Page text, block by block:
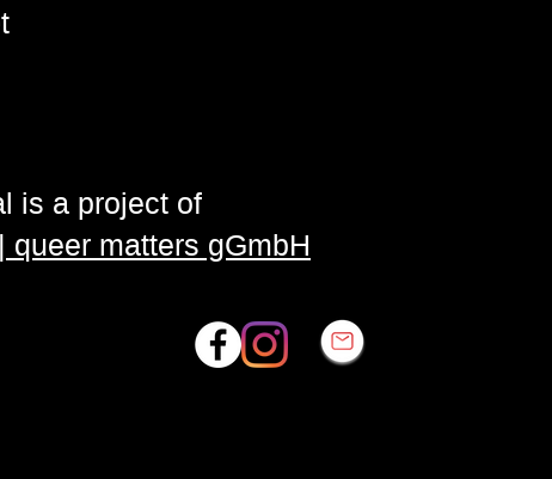
is a project of
queer matters gGmbH